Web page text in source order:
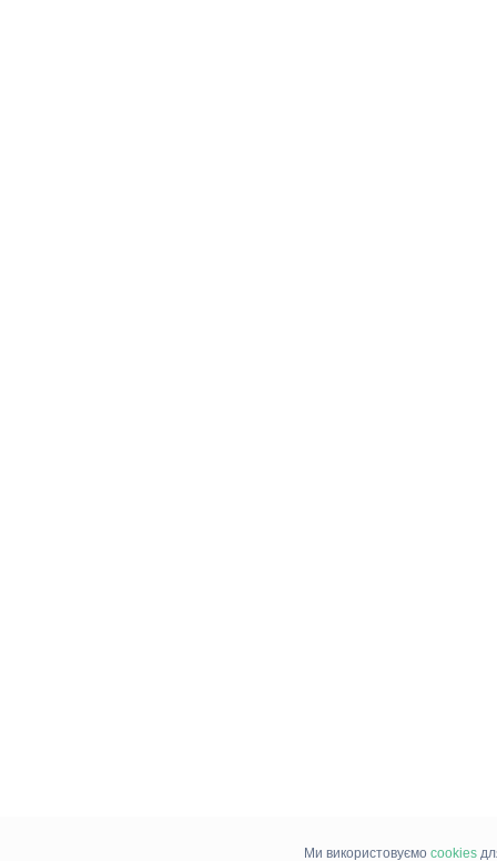
Ми використовуємо cookies